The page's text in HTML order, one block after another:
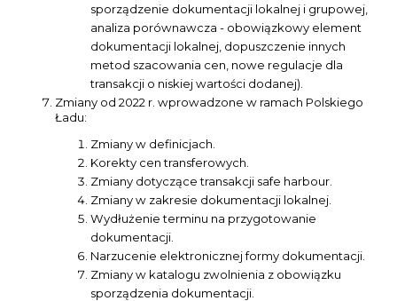
sporządzenie dokumentacji lokalnej i grupowej,
analiza porównawcza - obowiązkowy element
dokumentacji lokalnej, dopuszczenie innych
metod szacowania cen, nowe regulacje dla
transakcji o niskiej wartości dodanej).
Zmiany od 2022 r. wprowadzone w ramach Polskiego
Ładu:
Zmiany w definicjach.
Korekty cen transferowych.
Zmiany dotyczące transakcji safe harbour.
Zmiany w zakresie dokumentacji lokalnej.
Wydłużenie terminu na przygotowanie
dokumentacji.
Narzucenie elektronicznej formy dokumentacji.
Zmiany w katalogu zwolnienia z obowiązku
sporządzenia dokumentacji.